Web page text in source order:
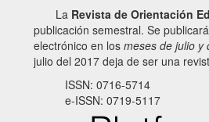
La Revista de Orientación
publicación semestral. Se
electrónico en los meses de julio y
julio del 2017 deja de ser una
ISSN: 0716-5714
e-ISSN: 0719-5117